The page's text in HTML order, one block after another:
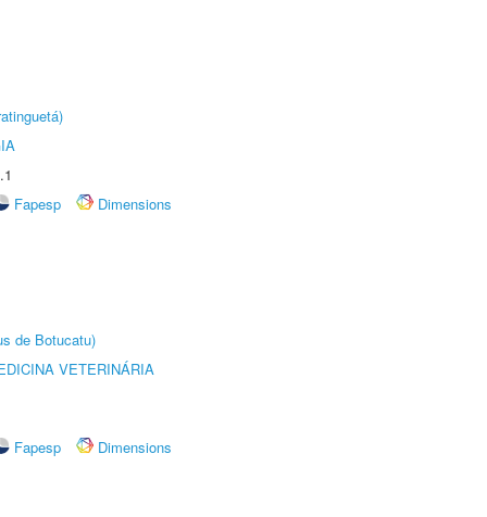
Fapesp
Dimensions
de Botucatu)
VETERINÁRIA
Fapesp Dimensions